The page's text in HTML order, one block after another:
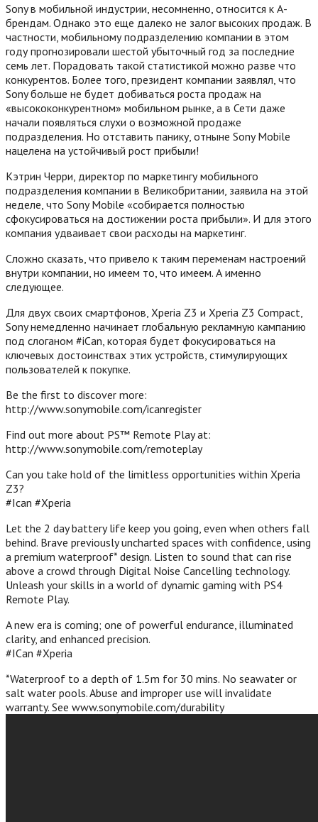
Sony в мобильной индустрии, несомненно, относится к А-
брендам. Однако это еще далеко не залог высоких продаж. В
частности, мобильному подразделению компании в этом
году прогнозировали шестой убыточный год за последние
семь лет. Порадовать такой статистикой можно разве что
конкурентов. Более того, президент компании заявлял, что
Sony больше не будет добиваться роста продаж на
«высококонкурентном» мобильном рынке, а в Сети даже
начали появляться слухи о возможной продаже
подразделения. Но отставить панику, отныне Sony Mobile
нацелена на устойчивый рост прибыли!
Кэтрин Черри, директор по маркетингу мобильного
подразделения компании в Великобритании, заявила на этой
неделе, что Sony Mobile «собирается полностью
сфокусироваться на достижении роста прибыли». И для этого
компания удваивает свои расходы на маркетинг.
Сложно сказать, что привело к таким переменам настроений
внутри компании, но имеем то, что имеем. А именно
следующее.
Для двух своих смартфонов, Xperia Z3 и Xperia Z3 Compact,
Sony немедленно начинает глобальную рекламную кампанию
под слоганом #iCan, которая будет фокусироваться на
ключевых достоинствах этих устройств, стимулирующих
пользователей к покупке.
Be the first to discover more:
http://www.sonymobile.com/icanregister
Find out more about PS™ Remote Play at:
http://www.sonymobile.com/remoteplay
Can you take hold of the limitless opportunities within Xperia
Z3?
#Ican #Xperia
Let the 2 day battery life keep you going, even when others fall
behind. Brave previously uncharted spaces with confidence, using
a premium waterproof* design. Listen to sound that can rise
above a crowd through Digital Noise Cancelling technology.
Unleash your skills in a world of dynamic gaming with PS4
Remote Play.
A new era is coming; one of powerful endurance, illuminated
clarity, and enhanced precision.
#ICan #Xperia
*Waterproof to a depth of 1.5m for 30 mins. No seawater or
salt water pools. Abuse and improper use will invalidate
warranty. See www.sonymobile.com/durability